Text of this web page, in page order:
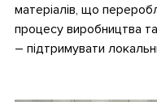
матеріалів, що
процесу виробництва
– підтримувати